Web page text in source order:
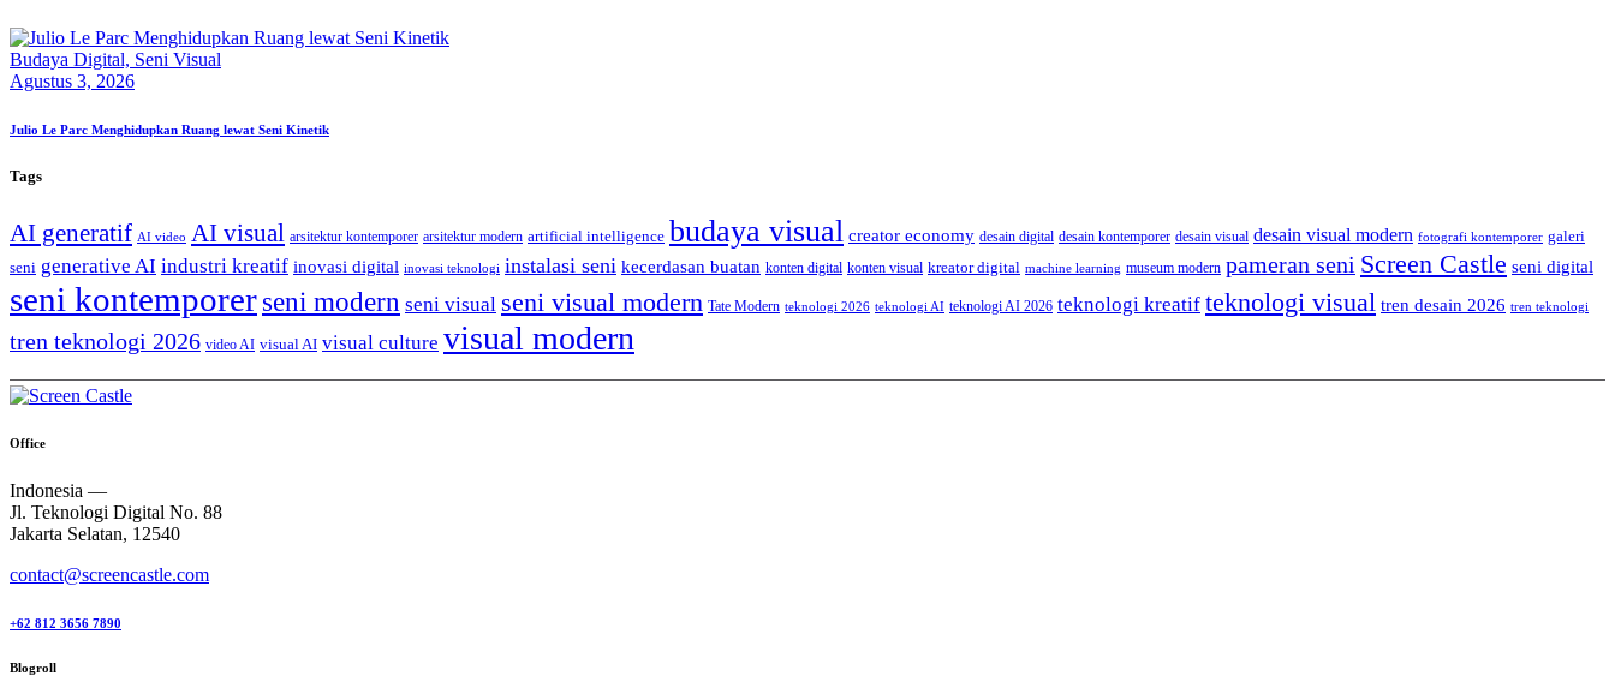
Budaya Digital, Seni Visual
Agustus 3, 2026
Julio Le Parc Menghidupkan Ruang lewat Seni Kinetik
Tags
AI generatif AI video AI visual arsitektur kontemporer arsitektur modern artificial intelligence budaya visual creator economy desain digital desain kontemporer desain visual desain visual modern fotografi kontemporer galeri
seni generative AI industri kreatif inovasi digital inovasi teknologi instalasi seni kecerdasan buatan konten digital konten visual kreator digital machine learning museum modern pameran seni Screen Castle seni digital
seni kontemporer seni modern seni visual seni visual modern Tate Modern teknologi 2026 teknologi AI teknologi AI 2026 teknologi kreatif teknologi visual tren desain 2026 tren teknologi
tren teknologi 2026 video AI visual AI visual culture visual modern
Office
Indonesia —
Jl. Teknologi Digital No. 88
Jakarta Selatan, 12540
contact@screencastle.com
+62 812 3656 7890
Blogroll